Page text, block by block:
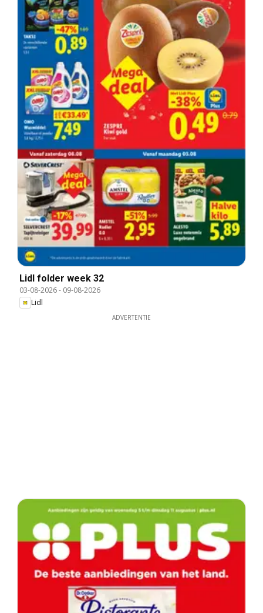
Lidl folder week 32
03-08-2026- 09-08-2026
Lidl
ADVERTENTIE